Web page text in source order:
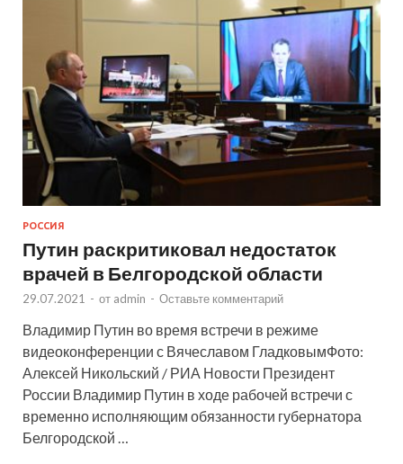
РОССИЯ
Путин раскритиковал недостаток
врачей в Белгородской области
29.07.2021 - от admin - Оставьте комментарий
Владимир Путин во время встречи в режиме
видеоконференции с Вячеславом ГладковымФото:
Алексей Никольский / РИА Новости Президент
России Владимир Путин в ходе рабочей встречи с
временно исполняющим обязанности губернатора
Белгородской …